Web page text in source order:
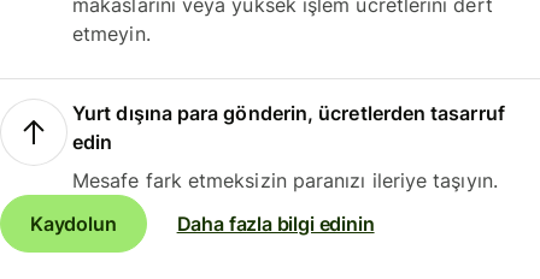
makaslarını veya yüksek işlem ücretlerini dert
etmeyin.
Yurt dışına para gönderin, ücretlerden tasarruf
edin
Mesafe fark etmeksizin paranızı ileriye taşıyın.
Kaydolun
Daha fazla bilgi edinin